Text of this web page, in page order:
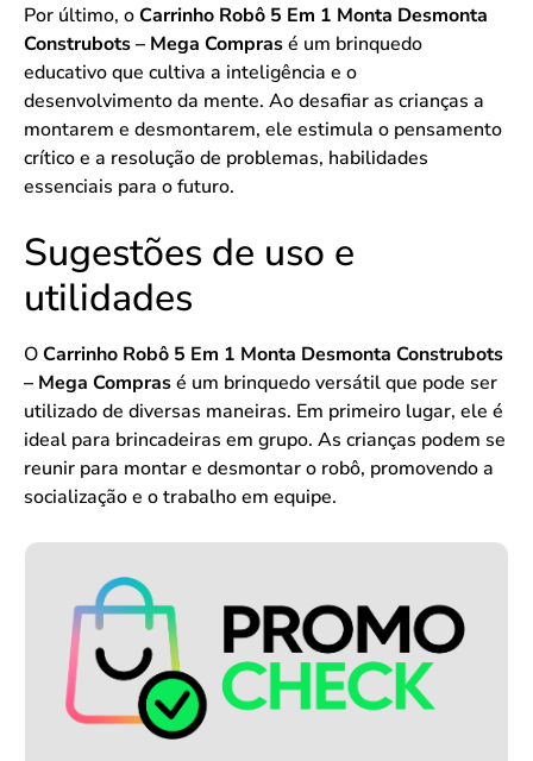
Por último, oCarrinho Robô 5 Em 1 Monta Desmonta
Construbots – Mega Comprasé um brinquedo
educativo que cultiva a inteligência e o
desenvolvimento da mente. Ao desafiar as crianças a
montarem e desmontarem, ele estimula o pensamento
crítico e a resolução de problemas, habilidades
essenciais para o futuro.
Sugestões de uso e
utilidades
OCarrinho Robô 5 Em 1 Monta Desmonta Construbots
– Mega Comprasé um brinquedo versátil que pode ser
utilizado de diversas maneiras. Em primeiro lugar, ele é
ideal para brincadeiras em grupo. As crianças podem se
reunir para montar e desmontar o robô, promovendo a
socialização e o trabalho em equipe.